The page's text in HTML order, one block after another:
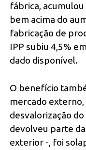
fábrica,
bem acima do
fabricação de
IPP subiu 4,5%
dado disponível.
O benefício
mercado externo,
desvalorização
devolveu parte
exterior -, foi